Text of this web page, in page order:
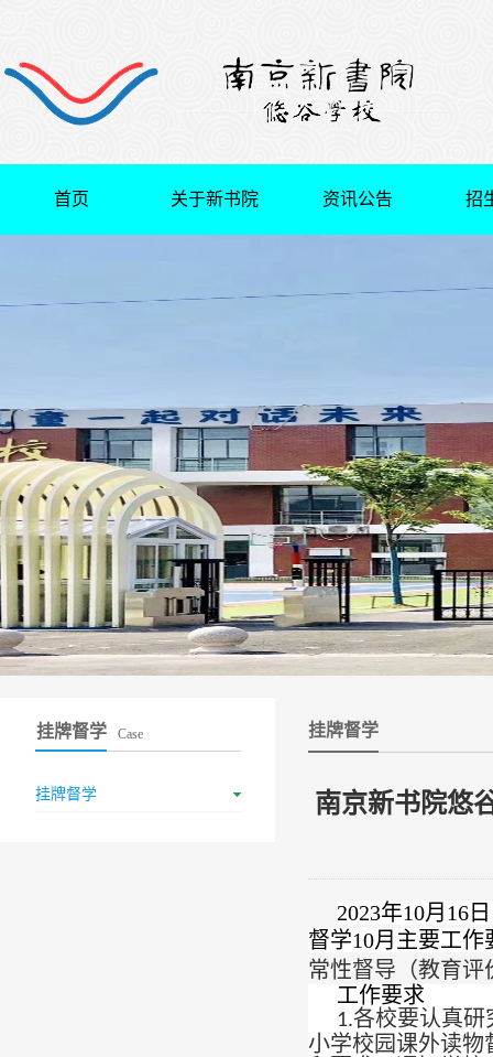
首页 关于新书院 资讯公告 招
挂牌督学 Case
挂牌督学
挂牌督学
南京新书院悠
2023年10月16
督学10月主要工作
常性督导（教育评
工作要求
1.各校要认真研
小学校园课外读物